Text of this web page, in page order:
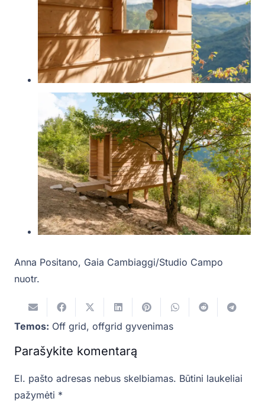
Anna Positano, Gaia Cambiaggi/Studio Campo
nuotr.
Temos: Off grid, offgrid gyvenimas
Parašykite komentarą
El. pašto adresas nebus skelbiamas. Būtini laukeliai
pažymėti *